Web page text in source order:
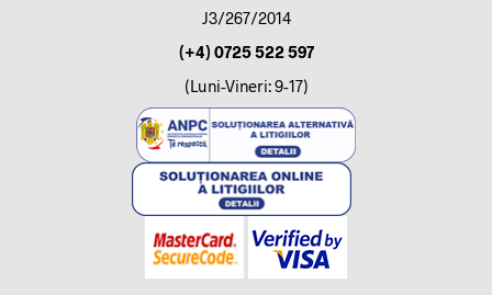
J3/267/2014
(+4) 0725 522 597
(Luni-Vineri: 9-17)